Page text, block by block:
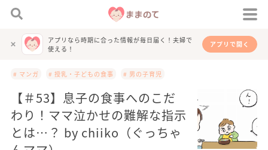
アプリなら時期に合った情報が毎日届く！夫婦で
使える！
アプリで開く
# マンガ # 授乳・子どもの食事 # 男の子育児
【＃53】息子の食事へのこだ
わり！ママ泣かせの難解な指示
とは…？ by chiiko（ぐっちゃ